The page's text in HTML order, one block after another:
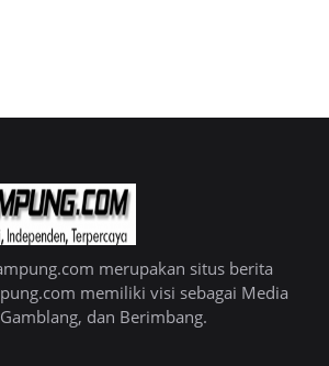
merupakan situs berita
memiliki visi sebagai Media
dan Berimbang.